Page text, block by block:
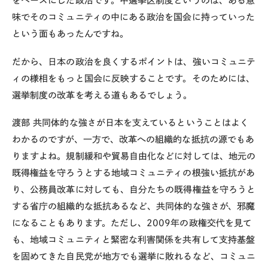
味でそのコミュニティの中にある政治を国会に持っていった
という面もあったんですね。
だから、日本の政治を良くするポイントは、強いコミュニテ
ィの様相をもっと国会に反映することです。そのためには、
選挙制度の改革を考える道もあるでしょう。
渡部共同体的な強さが日本を支えているということはよく
わかるのですが、一方で、改革への組織的な抵抗の源でもあ
りますよね。規制緩和や貿易自由化などに対しては、地元の
既得権益を守ろうとする地域コミュニティの根強い抵抗があ
り、公務員改革に対しても、自分たちの既得権益を守ろうと
する省庁の組織的な抵抗あるなど、共同体的な強さが、邪魔
になることもあります。ただし、2009年の政権交代を見て
も、地域コミュニティと緊密な利害関係を共有して支持基盤
を固めてきた自民党が地方でも選挙に敗れるなど、コミュニ